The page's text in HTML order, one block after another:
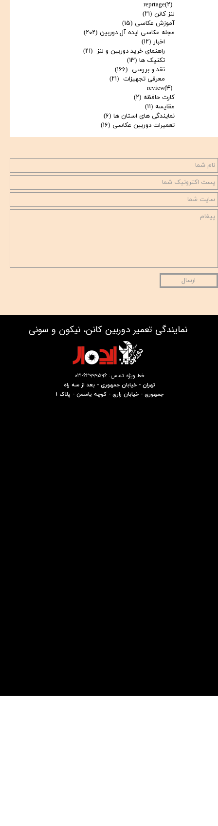
ارسال
reprtage(۲)
لنز کانن (۲۱)
آموزش عکاسی (۱۵)
مجله عکاسی ایده آل دوربین (۲۰۲)
اخبار (۱۲)
راهنمای خرید دوربین و لنز (۲۱)
تکنیک ها (۱۳)
نقد و بررسی (۱۶۶)
معرفی تجهیزات (۲۱)
review(۴)
کارت حافظه (۲)
مقایسه (۱۱)
نمایندگی های استان ها (۶)
تعمیرات دوربین عکاسی (۱۶)
نمایندگی تعمیر دوربین کانن، نیکون و سونی
خط ویژه تماس: 62999596-021
تهران - خیابان جمهوری - بعد از سه راه
جمهوری - خیابان رازی - کوچه یاسمن - پلاک 1